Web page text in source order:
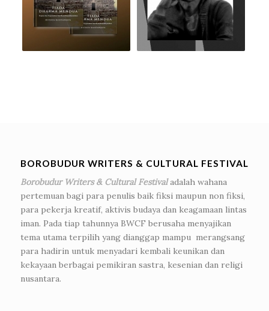
BOROBUDUR WRITERS & CULTURAL FESTIVAL
Borobudur Writers & Cultural Festivaladalah wahana
pertemuan bagi para penulis baik fiksi maupun non fiksi,
para pekerja kreatif, aktivis budaya dan keagamaan lintas
iman. Pada tiap tahunnya BWCF berusaha menyajikan
tema utama terpilih yang dianggap mampu merangsang
para hadirin untuk menyadari kembali keunikan dan
kekayaan berbagai pemikiran sastra, kesenian dan religi
nusantara.